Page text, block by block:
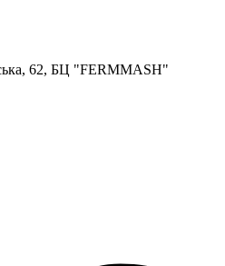
62, БЦ "FERMMASH"